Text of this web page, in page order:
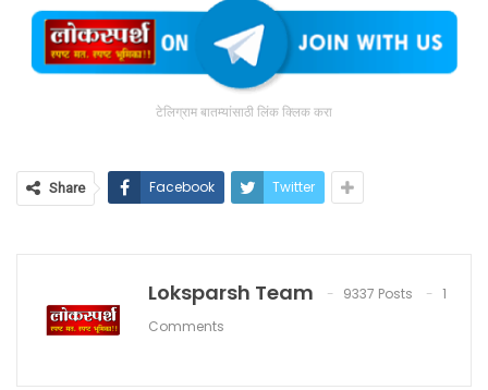
टेलिग्राम बातम्यांसाठी लिंक क्लिक करा
Share Facebook Twitter
Loksparsh Team 9337 Posts
1
Comments